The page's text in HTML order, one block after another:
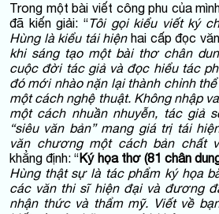
Trong một bài viết công phu của
đã kiến giải: “Tôi gọi kiểu viết ký
Hùng là kiểu tái hiện hai cấp đọc
khi sáng tạo một bài thơ chân
cuộc đời tác giả và đọc hiểu tác
đó mới nhào nặn lại thành chỉnh
một cách nghệ thuật. Không nhập
một cách nhuần nhuyễn, tác giả
“siêu văn bản” mang giá trị tái
văn chương một cách bản chất
khẳng định: “Ký họa thơ (81 chân
Hùng thật sự là tác phẩm ký họa
các văn thi sĩ hiện đại và đương
nhận thức và thẩm mỹ. Viết về